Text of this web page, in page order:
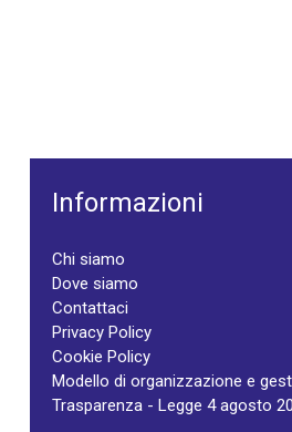
Informazioni
Chi siamo
Dove siamo
Contattaci
Privacy Policy
Cookie Policy
Modello di organizzazione e
Trasparenza - Legge 4 agosto